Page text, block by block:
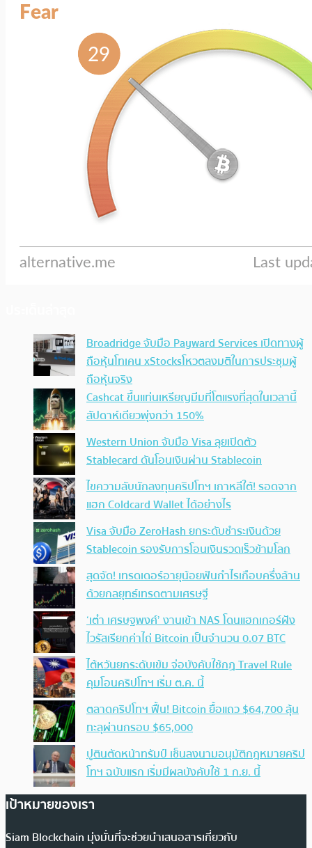
Broadridge จับมือ Payward Services เปิดทางผู้
ถือหุ้นโทเคน xStocksโหวตลงมติในการประชุมผู้
ถือหุ้นจริง
Cashcat ขึ้นแท่นเหรียญมีมที่โตแรงที่สุดในเวลานี้
สัปดาห์เดียวพุ่งกว่า 150%
Western Union จับมือ Visa ลุยเปิดตัว
Stablecard ดันโอนเงินผ่าน Stablecoin
ไขความลับนักลงทุนคริปโทฯ เกาหลีใต้! รอดจาก
แฮก Coldcard Wallet ได้อย่างไร
Visa จับมือ ZeroHash ยกระดับชำระเงินด้วย
Stablecoin รองรับการโอนเงินรวดเร็วข้ามโลก
สุดจัด! เทรดเดอร์อายุน้อยฟันกำไรเกือบครึ่งล้าน
ด้วยกลยุทธ์เทรดตามเศรษฐี
‘เต๋า เศรษฐพงศ์’ งานเข้า NAS โดนแฮกเกอร์ฝัง
ไวรัสเรียกค่าไถ่ Bitcoin เป็นจำนวน 0.07 BTC
ไต้หวันยกระดับเข้ม จ่อบังคับใช้กฏ Travel Rule
คุมโอนคริปโทฯ เริ่ม ต.ค. นี้
ตลาดคริปโทฯ ฟื้น! Bitcoin ยื้อแถว $64,700 ลุ้น
ทะลุผ่านกรอบ $65,000
ปูตินตัดหน้าทรัมป์ เซ็นลงนามอนุมัติกฎหมายคริป
โทฯ ฉบับแรก เริ่มมีผลบังคับใช้ 1 ก.ย. นี้
เป้าหมายของเรา
Siam Blockchain มุ่งมั่นที่จะช่วยนำเสนอสารเกี่ยวกับ